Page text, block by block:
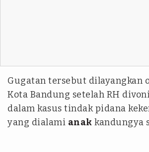
Gugatan tersebut dilayangkan
Kota Bandung setelah RH
dalam kasus tindak pidana
yang dialami anak kandungya